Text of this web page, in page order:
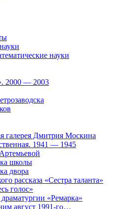
науки
2000 — 2003
галерея Дмитрия Москина
1941 — 1945
школы
двора
рассказа «Сестра таланта»
голос»
«Ремарка»
август 1991-го…